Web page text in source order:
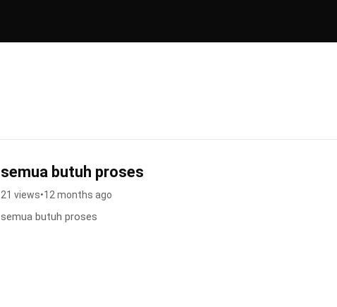
semua butuh proses
21 views•12 months ago
semua butuh proses